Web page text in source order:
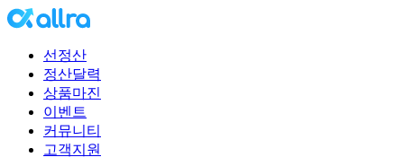
선정산
정산달력
상품마진
이벤트
커뮤니티
고객지원